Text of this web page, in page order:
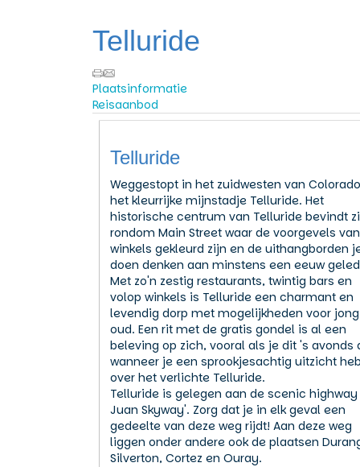
Telluride
Plaatsinformatie
Reisaanbod
Telluride
Weggestopt in het zuidwesten van
het kleurrijke mijnstadje Telluride. Het
historische centrum van Telluride bevindt
rondom Main Street waar de voorgevels
winkels gekleurd zijn en de uithangborden
doen denken aan minstens een eeuw
Met zo'n zestig restaurants, twintig bars en
volop winkels is Telluride een charmant en
levendig dorp met mogelijkheden voor
oud. Een rit met de gratis gondel is al een
beleving op zich, vooral als je dit 's avonds
wanneer je een sprookjesachtig uitzicht
over het verlichte Telluride.
Telluride is gelegen aan de scenic highway
Juan Skyway'. Zorg dat je in elk geval een
gedeelte van deze weg rijdt! Aan deze weg
liggen onder andere ook de plaatsen
Silverton, Cortez en Ouray.